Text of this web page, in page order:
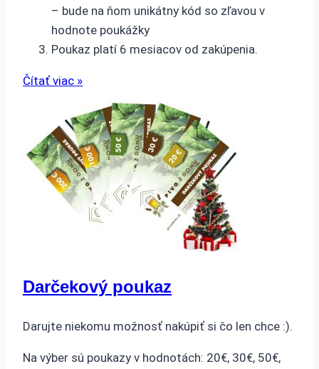
– bude na ňom unikátny kód so zľavou v
hodnote poukážky
Poukaz platí 6 mesiacov od zakúpenia.
Čítať viac »
Darčekový poukaz
Darujte niekomu možnosť nakúpiť si čo len chce :).
Na výber sú poukazy v hodnotách: 20€, 30€, 50€,